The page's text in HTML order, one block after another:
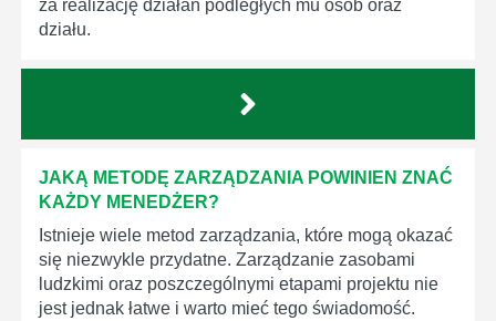
za realizację działań podległych mu osób oraz
działu.
JAKĄ METODĘ ZARZĄDZANIA POWINIEN ZNAĆ
KAŻDY MENEDŻER?
Istnieje wiele metod zarządzania, które mogą okazać
się niezwykle przydatne. Zarządzanie zasobami
ludzkimi oraz poszczególnymi etapami projektu nie
jest jednak łatwe i warto mieć tego świadomość.